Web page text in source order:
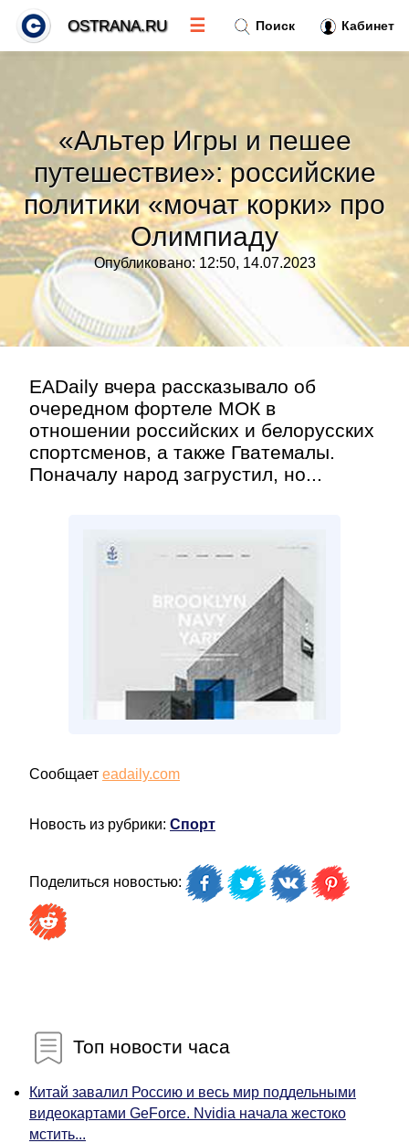
«Альтер Игры и пешее
путешествие»: российские
политики «мочат корки» про
Олимпиаду
Опубликовано: 12:50, 14.07.2023
EADaily вчера рассказывало об
очередном фортеле МОК в
отношении российских и белорусских
спортсменов, а также Гватемалы.
Поначалу народ загрустил, но...
Сообщает eadaily.com
Новость из рубрики: Спорт
Поделиться новостью:
Топ новости часа
Китай завалил Россию и весь мир поддельными
видеокартами GeForce. Nvidia начала жестоко
мстить...
Поиск Кабинет
OSTRANA.RU ☰
Тренды новостей »
Рубрики»
Правила»
Контакт»